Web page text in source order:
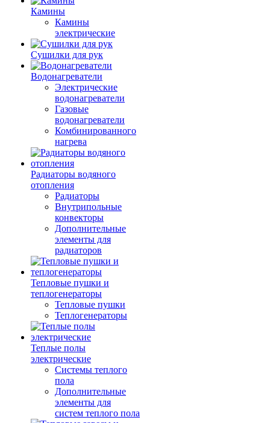
Камины
Камины
электрические
Сушилки для рук
Водонагреватели
Электрические
водонагреватели
Газовые
водонагреватели
Комбинированного
нагрева
Радиаторы водяного
отопления
Радиаторы
Внутрипольные
конвекторы
Дополнительные
элементы для
радиаторов
Тепловые пушки и
теплогенераторы
Тепловые пушки
Теплогенераторы
Теплые полы
электрические
Системы теплого
пола
Дополнительные
элементы для
систем теплого пола